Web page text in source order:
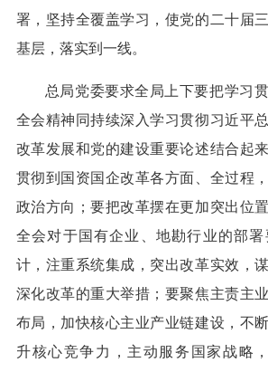
署，坚持全覆盖学习，使党的二十届
基层，落实到一线。
总局党委要求全局上下要把学习
全会精神同持续深入学习贯彻习近平
改革发展和党的建设重要论述结合起
贯彻到国资国企改革各方面、全过程
政治方向；要把改革摆在更加突出位
全会对于国有企业、地勘行业的部
计，注重系统集成，突出改革实效，
深化改革的重大举措；要聚焦主责主
布局，加快核心主业产业链建设，不
升核心竞争力，主动服务国家战略